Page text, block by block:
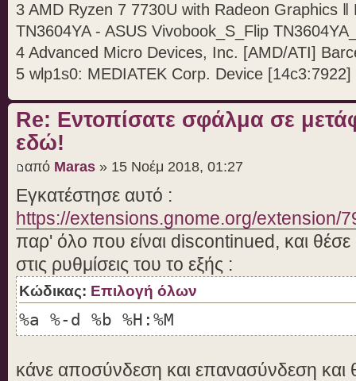
3 AMD Ryzen 7 7730U with Radeon Graphics ‖
TN3604YA - ASUS Vivobook_S_Flip
4 Advanced Micro Devices, Inc. [AMD/ATI]
5 wlp1s0: MEDIATEK Corp. Device [14c3:7922]
Re: Εντοπίσατε σφάλμα σε
εδώ!
από Maras » 15 Νοέμ 2018, 01:27
Εγκατέστησε αυτό :
https://extensions.gnome.org/extension/
παρ' όλο που είναι discontinued, και
στις ρυθμίσεις του το εξής :
Κώδικας: Επιλογή όλων
%a %-d %b %H:%M
κάνε αποσύνδεση και επανασύνδεση και